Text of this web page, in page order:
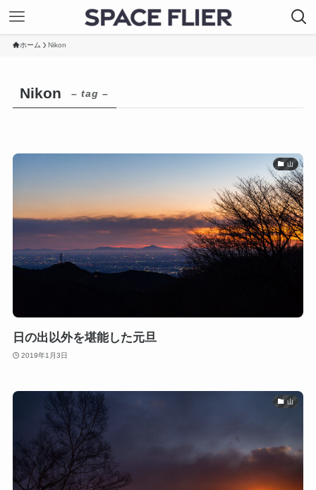
ホーム Nikon
Nikon – tag –
山
日の出以外を堪能した元旦
2019年1月3日
山